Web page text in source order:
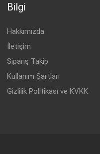
Bilgi
Hakkımızda
İletişim
Sipariş Takip
Kullanım Şartları
Gizlilik Politikası ve KVKK